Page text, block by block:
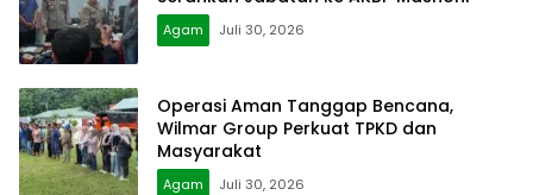
Agam Juli 30, 2026
Operasi Aman Tanggap Bencana,
Wilmar Group Perkuat TPKD dan
Masyarakat
Agam Juli 30, 2026